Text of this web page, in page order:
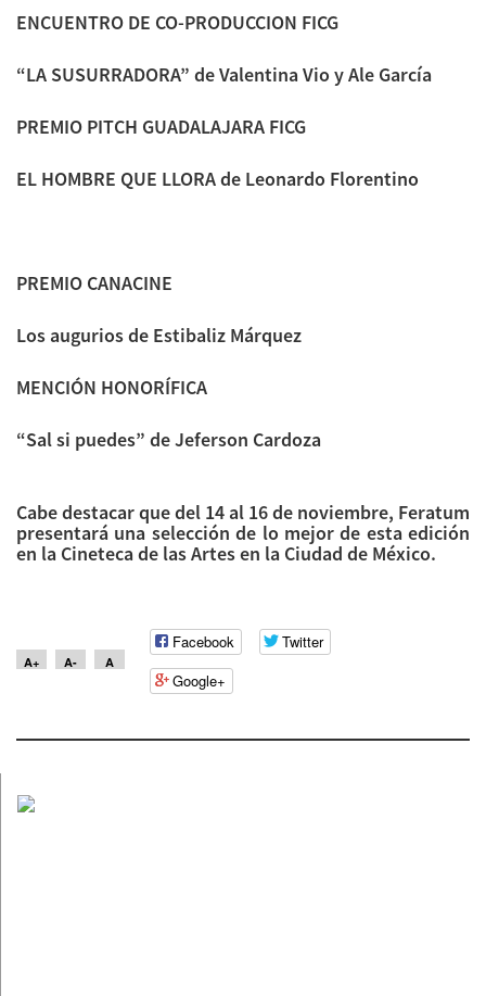
ENCUENTRO DE CO-PRODUCCION FICG
“LA SUSURRADORA” de Valentina Vio y Ale García
PREMIO PITCH GUADALAJARA FICG
EL HOMBRE QUE LLORA de Leonardo Florentino
PREMIO CANACINE
Los augurios de Estibaliz Márquez
MENCIÓN HONORÍFICA
“Sal si puedes” de Jeferson Cardoza
Cabe destacar que del 14 al 16 de noviembre, Feratum
presentará una selección de lo mejor de esta edición
en la Cineteca de las Artes en la Ciudad de México.
A+ A- A
Facebook
Twitter
Google+